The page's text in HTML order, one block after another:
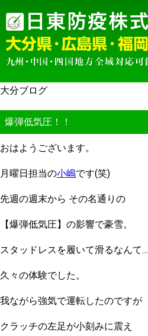
大分ブログ
爆弾低気圧！！
おはようございます。
月曜日担当の小嶋です(笑)
先週の週末から その名通りの
【爆弾低気圧】の影響で豪雪。
スタッドレスを履いて滑るなんて…
久々の体験でした。
我ながら強気で運転したのですが
クラッチの左足が小刻みに震え